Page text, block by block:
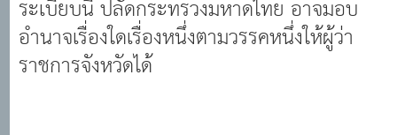
อำนาจเรื่องใดเรื่องหนึ่งตามวรรคหนึ่งให้ผู้ว่า
ราชการจังหวัดได้